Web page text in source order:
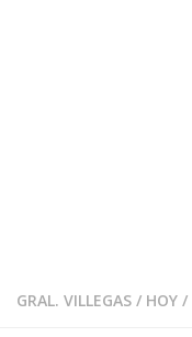
GRAL. VILLEGAS / HOY /